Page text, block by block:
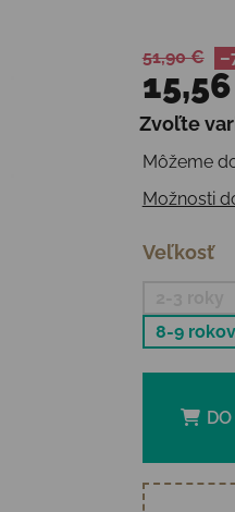
51,90 €
Jednotková
Zvoľte
Môžeme
Možnosti
Veľkosť
8-9 rokov